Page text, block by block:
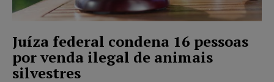
Juíza federal condena 16 pessoas
por venda ilegal de animais
silvestres